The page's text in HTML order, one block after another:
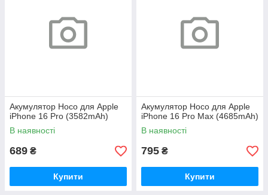
Акумулятор Hoco для Apple
iPhone 16 Pro (3582mAh)
В наявності
689 ₴
Купити
Акумулятор Hoco для Apple
iPhone 16 Pro Max (4685mAh)
В наявності
795 ₴
Купити